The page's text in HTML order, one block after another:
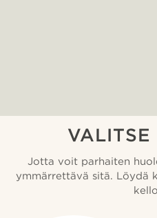
VALITSE
Jotta voit parhaiten
ymmärrettävä sitä. Löydä